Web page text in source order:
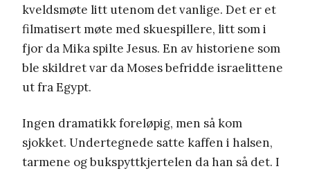
kveldsmøte litt utenom det vanlige. Det er et
filmatisert møte med skuespillere, litt som i
fjor da Mika spilte Jesus. En av historiene som
ble skildret var da Moses befridde israelittene
ut fra Egypt.
Ingen dramatikk foreløpig, men så kom
sjokket. Undertegnede satte kaffen i halsen,
tarmene og bukspyttkjertelen da han så det. I